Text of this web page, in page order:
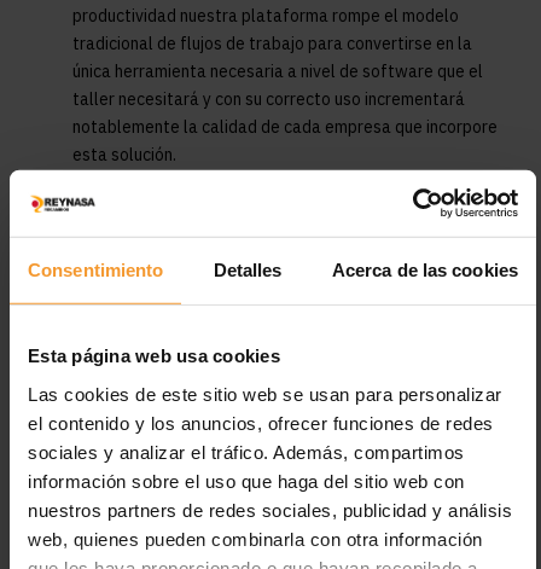
Consentimiento Detalles Acerca de las cookies
Esta página web usa cookies
Las cookies de este sitio web se usan para personalizar
el contenido y los anuncios, ofrecer funciones de redes
sociales y analizar el tráfico. Además, compartimos
información sobre el uso que haga del sitio web con
nuestros partners de redes sociales, publicidad y análisis
web, quienes pueden combinarla con otra información
productividad nuestra plataforma rompe el modelo
tradicional de flujos de trabajo para convertirse en la
única herramienta necesaria a nivel de software que el
taller necesitará y con su correcto uso incrementará
notablemente la calidad de cada empresa que incorpore
esta solución.
Todo ello basado en Simple-Fácil ayudando así a la
asimilación de los conocimientos necesarios para su uso
de forma totalmente intuitiva.